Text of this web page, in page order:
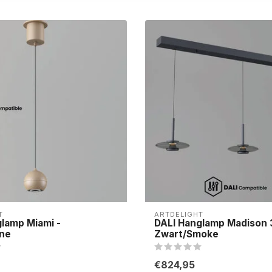
Miami -
ARTDELIGHT
DALI Hanglamp Madison
Zwart/Smoke
€824,95